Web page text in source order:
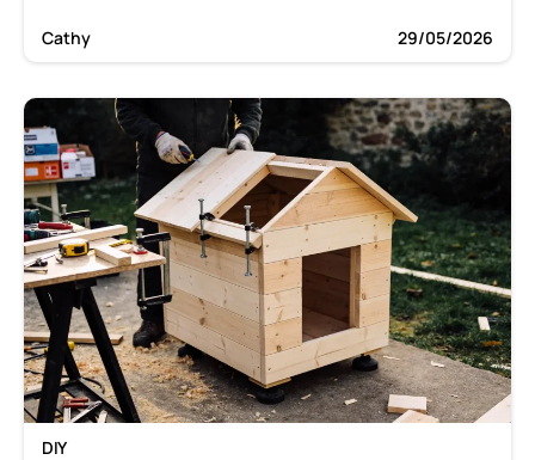
Cathy 29/05/2026
DIY